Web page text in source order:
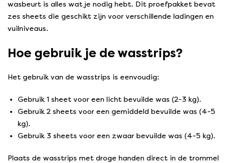
wasbeurt is alles wat je nodig hebt. Dit proefpakket bevat
zes sheets die geschikt zijn voor verschillende ladingen en
vuilniveaus.
Hoe gebruik je de wasstrips?
Het gebruik van de wasstrips is eenvoudig:
Gebruik 1 sheet voor een licht bevuilde was (2-3 kg).
Gebruik 2 sheets voor een gemiddeld bevuilde was (4-5
kg).
Gebruik 3 sheets voor een zwaar bevuilde was (4-5 kg).
Plaats de wasstrips met droge handen direct in de trommel